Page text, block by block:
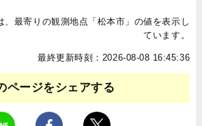
最寄りの観測地点「松本市」の値を表示し
ています。
最終更新時刻：2026-08-08 16:45:36
ページをシェアする